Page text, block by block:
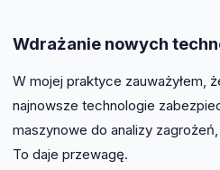
Wdrażanie nowych
W mojej praktyce zauważyłem,
najnowsze technologie
maszynowe do analizy
To daje przewagę.